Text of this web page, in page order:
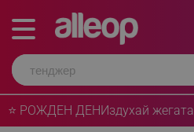
⭐ РОЖДЕН ДЕНИздухай жегата